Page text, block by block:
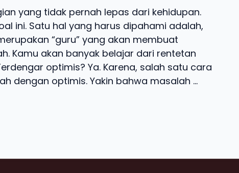
yang tidak pernah lepas dari kehidupan.
ini. Satu hal yang harus dipahami adalah,
“guru” yang akan membuat
Kamu akan banyak belajar dari rentetan
optimis? Ya. Karena, salah satu cara
dengan optimis. Yakin bahwa masalah ...